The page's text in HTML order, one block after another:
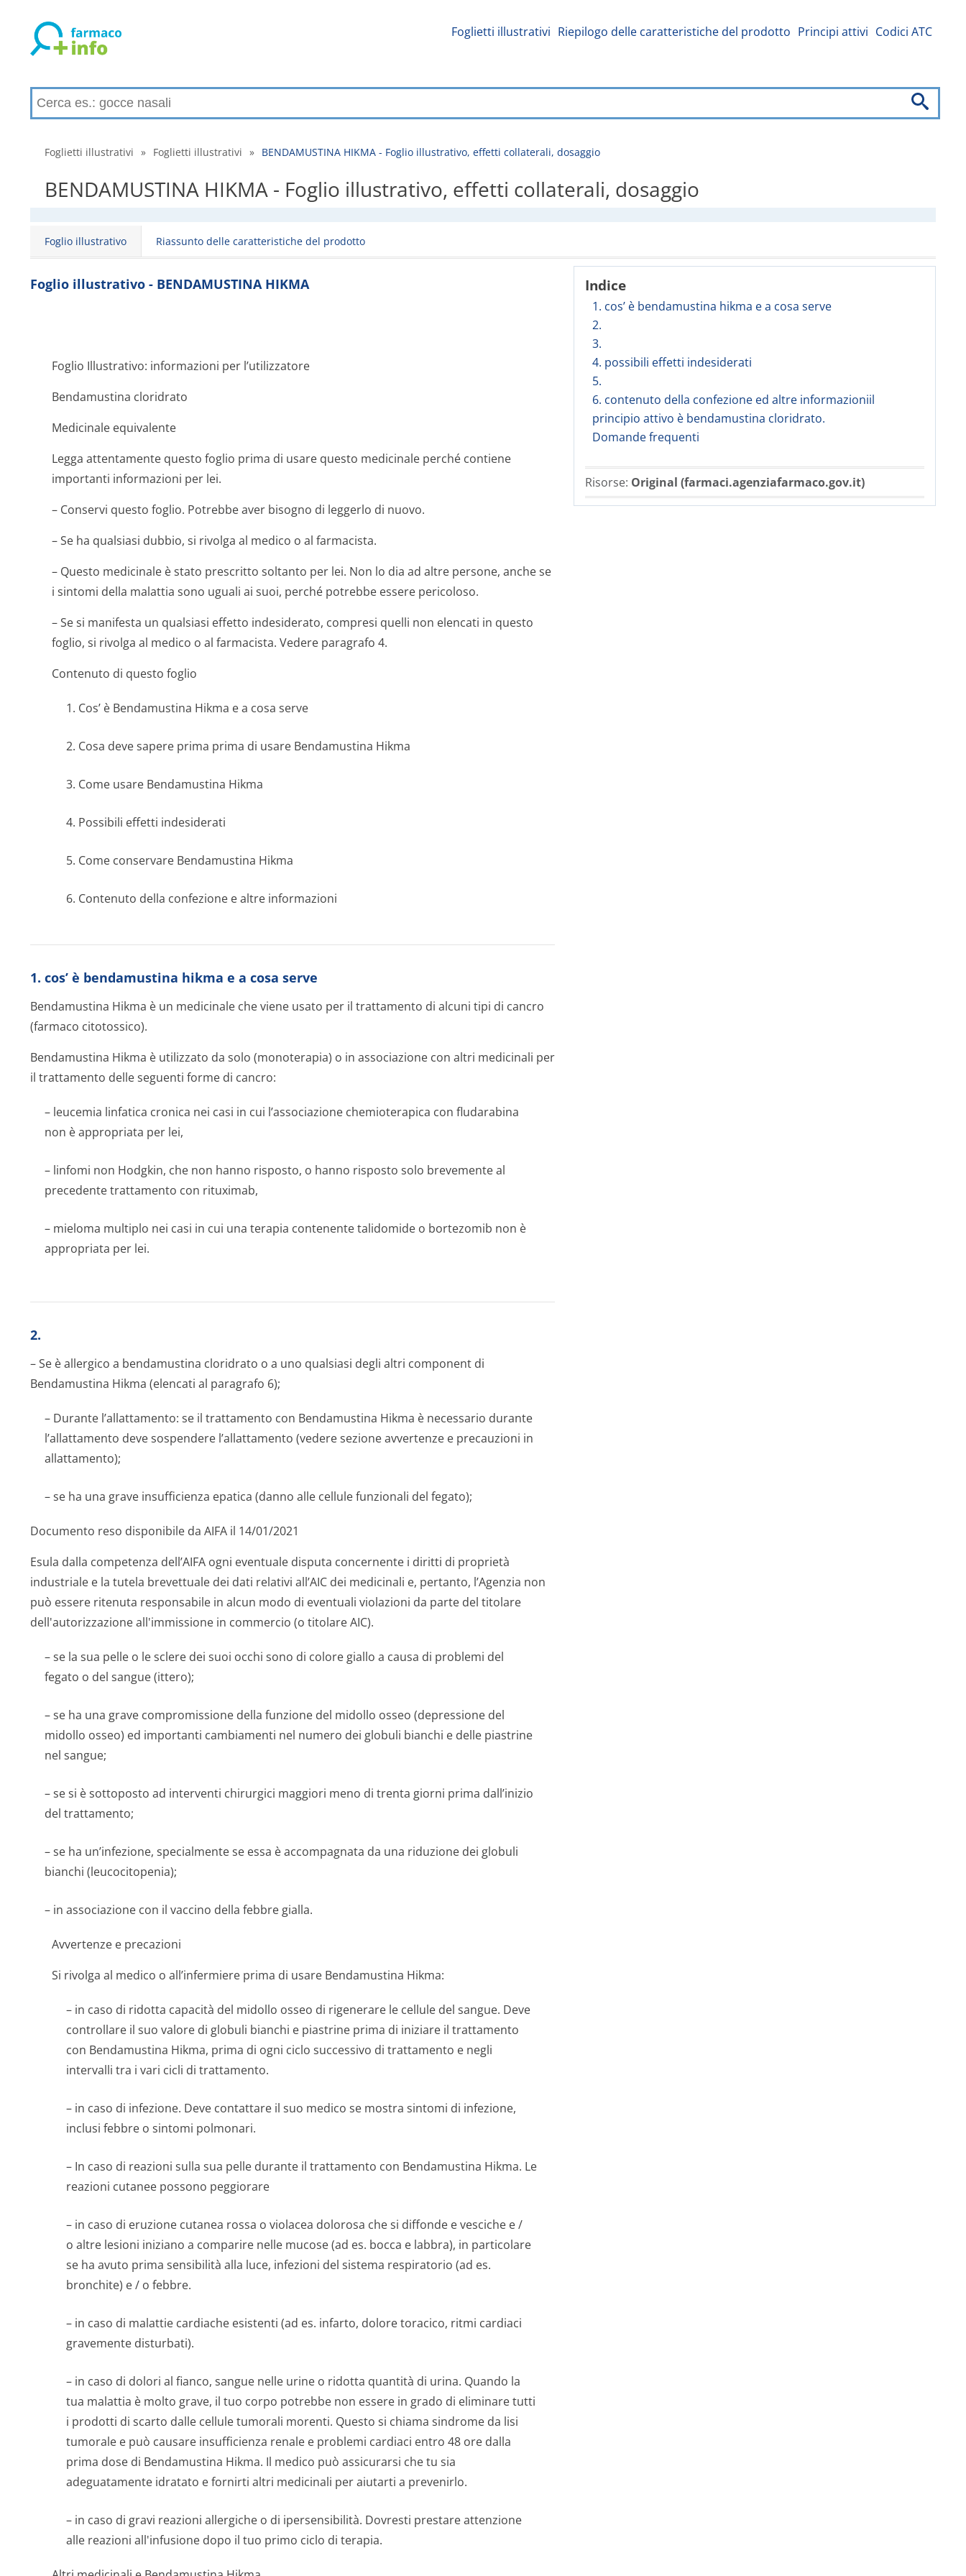
Foglietti illustrativi Riepilogo delle caratteristiche del prodotto Principi attivi Codici ATC
Foglietti illustrativi » Foglietti illustrativi » BENDAMUSTINA HIKMA - Foglio illustrativo, effetti collaterali, dosaggio
BENDAMUSTINA HIKMA - Foglio illustrativo, effetti collaterali, dosaggio
Foglio illustrativo Riassunto delle caratteristiche del prodotto
Indice
1. cos’ è bendamustina hikma e a cosa serve
2.
3.
4. possibili effetti indesiderati
5.
6. contenuto della confezione ed altre informazioniil
principio attivo è bendamustina cloridrato.
Domande frequenti
Risorse: Original (farmaci.agenziafarmaco.gov.it)
Foglio illustrativo - BENDAMUSTINA HIKMA
Foglio Illustrativo: informazioni per l’utilizzatore
Bendamustina cloridrato
Medicinale equivalente
Legga attentamente questo foglio prima di usare questo medicinale perché contiene
importanti informazioni per lei.
– Conservi questo foglio. Potrebbe aver bisogno di leggerlo di nuovo.
– Se ha qualsiasi dubbio, si rivolga al medico o al farmacista.
– Questo medicinale è stato prescritto soltanto per lei. Non lo dia ad altre persone, anche se
i sintomi della malattia sono uguali ai suoi, perché potrebbe essere pericoloso.
– Se si manifesta un qualsiasi effetto indesiderato, compresi quelli non elencati in questo
foglio, si rivolga al medico o al farmacista. Vedere paragrafo 4.
Contenuto di questo foglio
1. Cos’ è Bendamustina Hikma e a cosa serve
2. Cosa deve sapere prima prima di usare Bendamustina Hikma
3. Come usare Bendamustina Hikma
4. Possibili effetti indesiderati
5. Come conservare Bendamustina Hikma
6. Contenuto della confezione e altre informazioni
1. cos’ è bendamustina hikma e a cosa serve
Bendamustina Hikma è un medicinale che viene usato per il trattamento di alcuni tipi di cancro
(farmaco citotossico).
Bendamustina Hikma è utilizzato da solo (monoterapia) o in associazione con altri medicinali per
il trattamento delle seguenti forme di cancro:
– leucemia linfatica cronica nei casi in cui l’associazione chemioterapica con fludarabina
non è appropriata per lei,
– linfomi non Hodgkin, che non hanno risposto, o hanno risposto solo brevemente al
precedente trattamento con rituximab,
– mieloma multiplo nei casi in cui una terapia contenente talidomide o bortezomib non è
appropriata per lei.
2.
– Se è allergico a bendamustina cloridrato o a uno qualsiasi degli altri component di
Bendamustina Hikma (elencati al paragrafo 6);
– Durante l’allattamento: se il trattamento con Bendamustina Hikma è necessario durante
l’allattamento deve sospendere l’allattamento (vedere sezione avvertenze e precauzioni in
allattamento);
– se ha una grave insufficienza epatica (danno alle cellule funzionali del fegato);
Documento reso disponibile da AIFA il 14/01/2021
Esula dalla competenza dell’AIFA ogni eventuale disputa concernente i diritti di proprietà
industriale e la tutela brevettuale dei dati relativi all’AIC dei medicinali e, pertanto, l’Agenzia non
può essere ritenuta responsabile in alcun modo di eventuali violazioni da parte del titolare
dell'autorizzazione all'immissione in commercio (o titolare AIC).
– se la sua pelle o le sclere dei suoi occhi sono di colore giallo a causa di problemi del
fegato o del sangue (ittero);
– se ha una grave compromissione della funzione del midollo osseo (depressione del
midollo osseo) ed importanti cambiamenti nel numero dei globuli bianchi e delle piastrine
nel sangue;
– se si è sottoposto ad interventi chirurgici maggiori meno di trenta giorni prima dall’inizio
del trattamento;
– se ha un’infezione, specialmente se essa è accompagnata da una riduzione dei globuli
bianchi (leucocitopenia);
– in associazione con il vaccino della febbre gialla.
Avvertenze e precazioni
Si rivolga al medico o all’infermiere prima di usare Bendamustina Hikma:
– in caso di ridotta capacità del midollo osseo di rigenerare le cellule del sangue. Deve
controllare il suo valore di globuli bianchi e piastrine prima di iniziare il trattamento
con Bendamustina Hikma, prima di ogni ciclo successivo di trattamento e negli
intervalli tra i vari cicli di trattamento.
– in caso di infezione. Deve contattare il suo medico se mostra sintomi di infezione,
inclusi febbre o sintomi polmonari.
– In caso di reazioni sulla sua pelle durante il trattamento con Bendamustina Hikma. Le
reazioni cutanee possono peggiorare
– in caso di eruzione cutanea rossa o violacea dolorosa che si diffonde e vesciche e /
o altre lesioni iniziano a comparire nelle mucose (ad es. bocca e labbra), in particolare
se ha avuto prima sensibilità alla luce, infezioni del sistema respiratorio (ad es.
bronchite) e / o febbre.
– in caso di malattie cardiache esistenti (ad es. infarto, dolore toracico, ritmi cardiaci
gravemente disturbati).
– in caso di dolori al fianco, sangue nelle urine o ridotta quantità di urina. Quando la
tua malattia è molto grave, il tuo corpo potrebbe non essere in grado di eliminare tutti
i prodotti di scarto dalle cellule tumorali morenti. Questo si chiama sindrome da lisi
tumorale e può causare insufficienza renale e problemi cardiaci entro 48 ore dalla
prima dose di Bendamustina Hikma. Il medico può assicurarsi che tu sia
adeguatamente idratato e fornirti altri medicinali per aiutarti a prevenirlo.
– in caso di gravi reazioni allergiche o di ipersensibilità. Dovresti prestare attenzione
alle reazioni all'infusione dopo il tuo primo ciclo di terapia.